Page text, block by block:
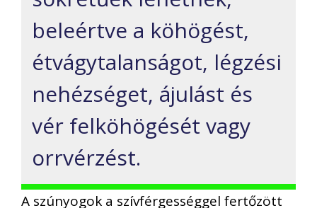
beleértve a köhögést,
étvágytalanságot, légzési
nehézséget, ájulást és
vér felköhögését vagy
orrvérzést.
A szúnyogok a szívférgességgel fertőzött